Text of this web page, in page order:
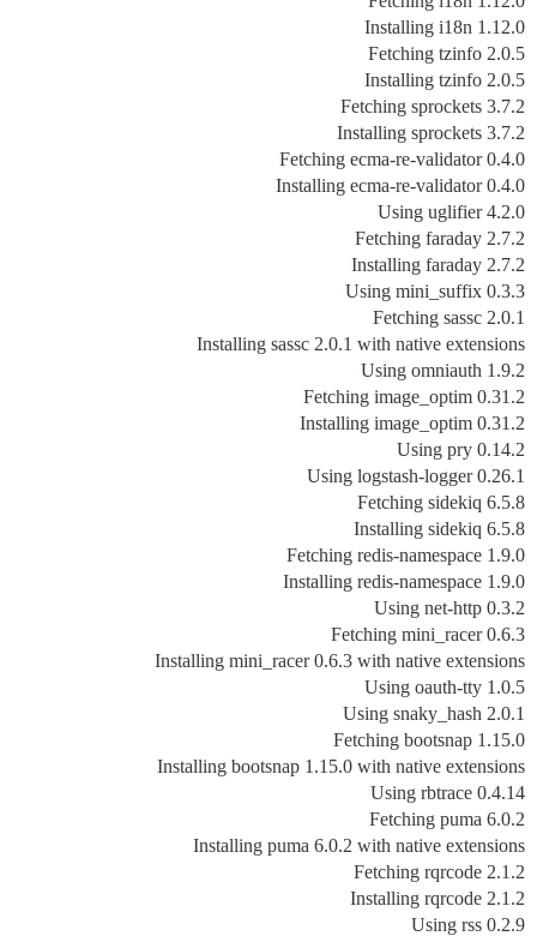
Installing i18n 1.12.0
Fetching tzinfo 2.0.5
Installing tzinfo 2.0.5
Fetching sprockets 3.7.2
Installing sprockets 3.7.2
Fetching ecma-re-validator 0.4.0
Installing ecma-re-validator 0.4.0
Using uglifier 4.2.0
Fetching faraday 2.7.2
Installing faraday 2.7.2
Using mini_suffix 0.3.3
Fetching sassc 2.0.1
Installing sassc 2.0.1 with native extensions
Using omniauth 1.9.2
Fetching image_optim 0.31.2
Installing image_optim 0.31.2
Using pry 0.14.2
Using logstash-logger 0.26.1
Fetching sidekiq 6.5.8
Installing sidekiq 6.5.8
Fetching redis-namespace 1.9.0
Installing redis-namespace 1.9.0
Using net-http 0.3.2
Fetching mini_racer 0.6.3
Installing mini_racer 0.6.3 with native extensions
Using oauth-tty 1.0.5
Using snaky_hash 2.0.1
Fetching bootsnap 1.15.0
Installing bootsnap 1.15.0 with native extensions
Using rbtrace 0.4.14
Fetching puma 6.0.2
Installing puma 6.0.2 with native extensions
Fetching rqrcode 2.1.2
Installing rqrcode 2.1.2
Using rss 0.2.9